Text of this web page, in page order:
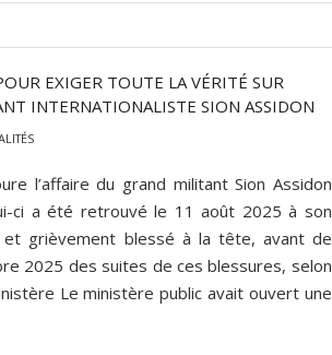
EXIGER TOUTE LA VÉRITÉ SUR
INTERNATIONALISTE SION ASSIDON
l’affaire du grand militant Sion Assidon
ci a été retrouvé le 11 août 2025 à son
et grièvement blessé à la tête, avant de
2025 des suites de ces blessures, selon
Le ministère public avait ouvert une